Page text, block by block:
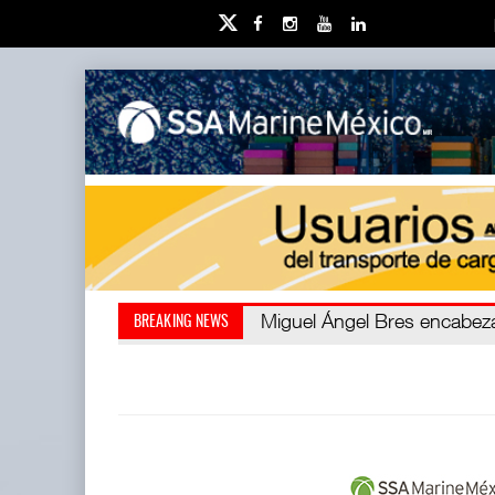
BREAKING NEWS Miguel Ángel Bres encabezará
Retos de la educación